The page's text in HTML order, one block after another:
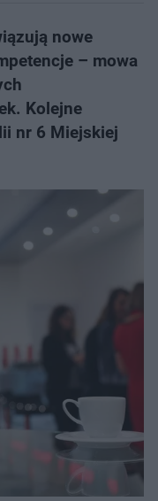
nowe
– mowa
Kolejne
nr 6 Miejskiej